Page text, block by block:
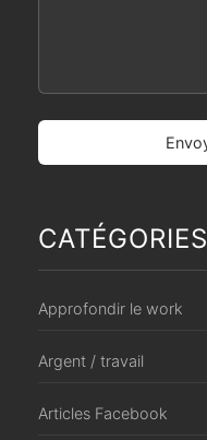
CATÉGORIES
Approfondir le work
Argent / travail
Articles Facebook